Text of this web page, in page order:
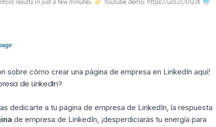
sobre cómo crear una página de empresa en LinkedIn aquí!
de LinkedIn?
dedicarte a tu página de empresa de LinkedIn, la respuesta
de empresa de LinkedIn, ¡desperdiciarás tu energía para